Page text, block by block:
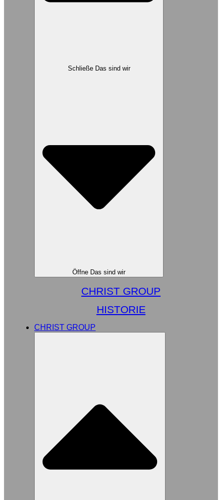
Schließe Das sind wir
Öffne Das sind wir
CHRIST GROUP
HISTORIE
CHRIST GROUP